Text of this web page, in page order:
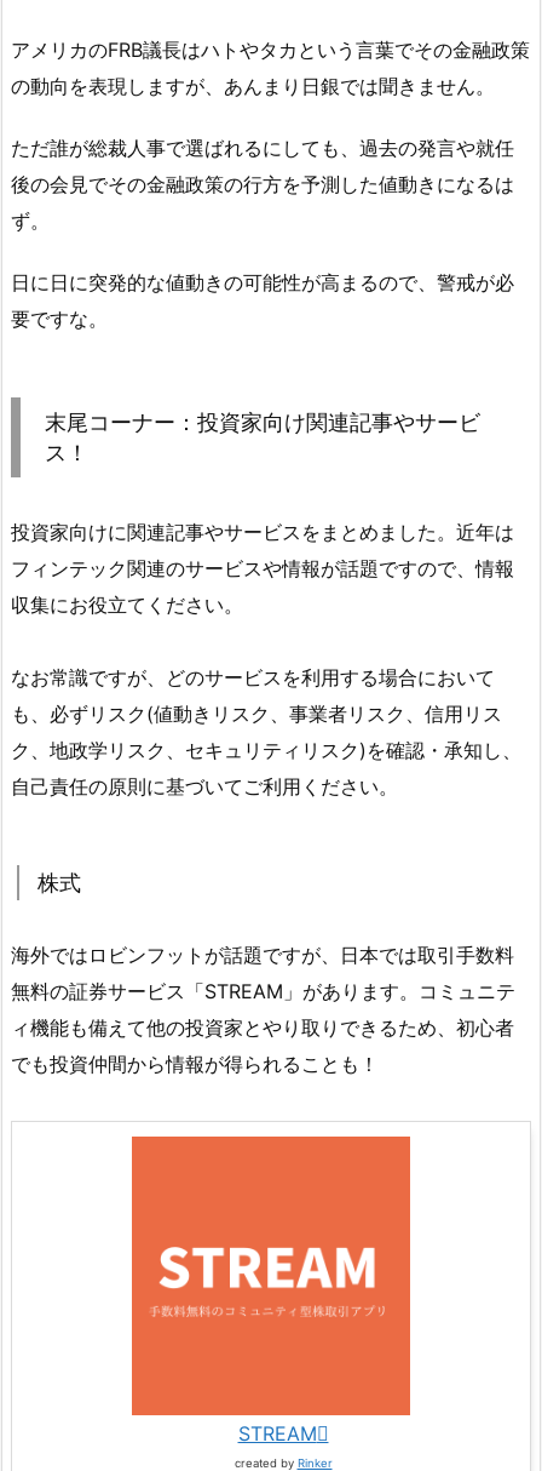
アメリカのFRB議長はハトやタカという言葉でその金融政策
の動向を表現しますが、あんまり日銀では聞きません。
ただ誰が総裁人事で選ばれるにしても、過去の発言や就任
後の会見でその金融政策の行方を予測した値動きになるは
ず。
日に日に突発的な値動きの可能性が高まるので、警戒が必
要ですな。
末尾コーナー：投資家向け関連記事やサービ
ス！
投資家向けに関連記事やサービスをまとめました。近年は
フィンテック関連のサービスや情報が話題ですので、情報
収集にお役立てください。
なお常識ですが、どのサービスを利用する場合において
も、必ずリスク(値動きリスク、事業者リスク、信用リス
ク、地政学リスク、セキュリティリスク)を確認・承知し、
自己責任の原則に基づいてご利用ください。
株式
海外ではロビンフットが話題ですが、日本では取引手数料
無料の証券サービス「STREAM」があります。コミュニテ
ィ機能も備えて他の投資家とやり取りできるため、初心者
でも投資仲間から情報が得られることも！
STREAM
created by Rinker